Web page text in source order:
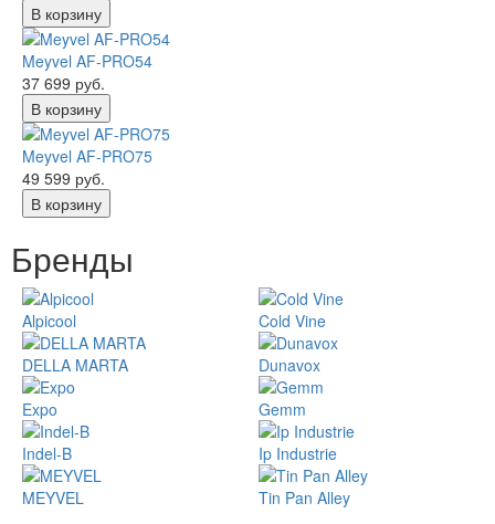
В корзину
Meyvel AF-PRO54
37 699 руб.
В корзину
Meyvel AF-PRO75
49 599 руб.
В корзину
Бренды
Alpicool
Cold Vine
DELLA MARTA
Dunavox
Expo
Gemm
Indel-B
Ip Industrie
MEYVEL
Tin Pan Alley